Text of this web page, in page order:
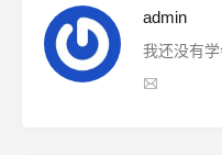
admin
我还没有学